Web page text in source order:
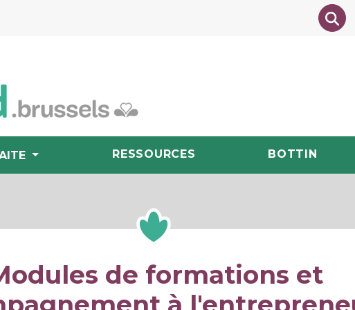
RESSOURCES BOTTIN
de formations et